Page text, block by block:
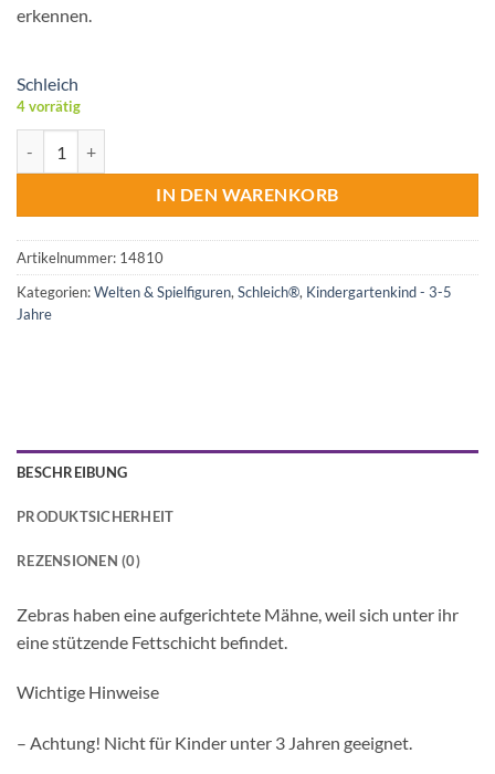
erkennen.
Schleich
4 vorrätig
IN DEN WARENKORB
Artikelnummer: 14810
Kategorien:Welten & Spielfiguren, Schleich®, Kindergartenkind - 3-5
Jahre
BESCHREIBUNG
PRODUKTSICHERHEIT
REZENSIONEN (0)
Zebras haben eine aufgerichtete Mähne, weil sich unter ihr
eine stützende Fettschicht befindet.
Wichtige Hinweise
– Achtung! Nicht für Kinder unter 3 Jahren geeignet.